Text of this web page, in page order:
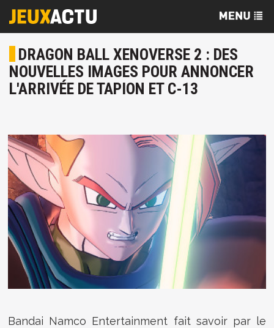
DRAGON BALL XENOVERSE 2 : DES
NOUVELLES IMAGES POUR ANNONCER
L'ARRIVÉE DE TAPION ET C-13
Bandai Namco Entertainment fait savoir par le